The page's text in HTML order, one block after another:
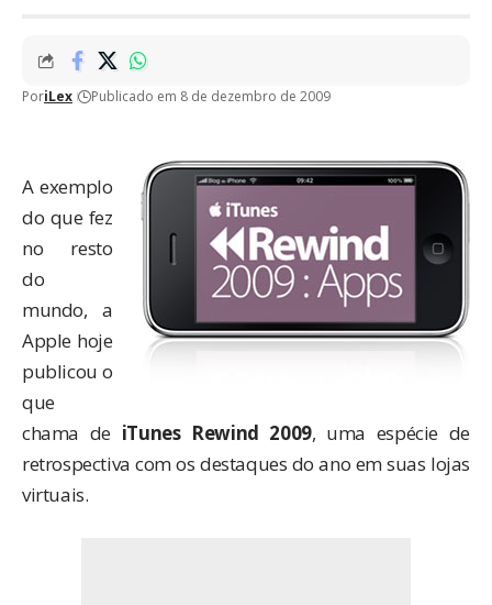
PoriLex Publicado em 8 de dezembro de 2009
A exemplo
do que fez
no resto
do
mundo, a
Apple hoje
publicou o
que
chama de iTunes Rewind 2009, uma espécie de
retrospectiva com os destaques do ano em suas lojas
virtuais.